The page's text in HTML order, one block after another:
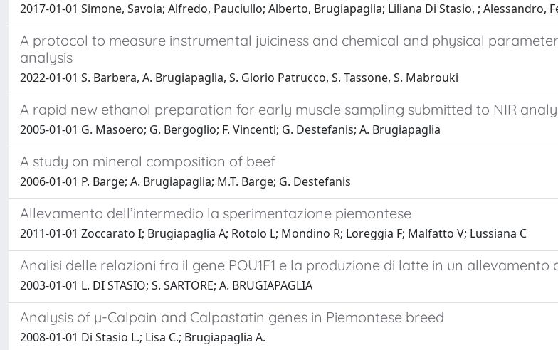
2017-01-01 Simone, Savoia; Alfredo, Pauciullo; Alberto, Brugiapaglia; Liliana Di Stasio, ;
A protocol to measure instrumental juiciness and chemical and physical
analysis
2022-01-01 S. Barbera, A. Brugiapaglia, S. Glorio Patrucco, S. Tassone, S. Mabrouki
A rapid new ethanol preparation for early muscle sampling submitted to NIR
2005-01-01 G. Masoero; G. Bergoglio; F. Vincenti; G. Destefanis; A. Brugiapaglia
A study on mineral composition of beef
2006-01-01 P. Barge; A. Brugiapaglia; M.T. Barge; G. Destefanis
Allevamento dell’intermedio la sperimentazione piemontese
2011-01-01 Zoccarato I; Brugiapaglia A; Rotolo L; Mondino R; Loreggia F; Malfatto V; Lussiana C
Analisi delle relazioni fra il gene POU1F1 e la produzione di latte in un allevamento
2003-01-01 L. DI STASIO; S. SARTORE; A. BRUGIAPAGLIA
Analysis of µ-Calpain and Calpastatin genes in Piemontese breed
2008-01-01 Di Stasio L.; Lisa C.; Brugiapaglia A.